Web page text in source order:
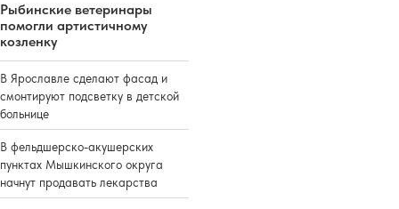
Рыбинские ветеринары
помогли артистичному
козленку
В Ярославле сделают фасад и
смонтируют подсветку в детской
больнице
В фельдшерско-акушерских
пунктах Мышкинского округа
начнут продавать лекарства